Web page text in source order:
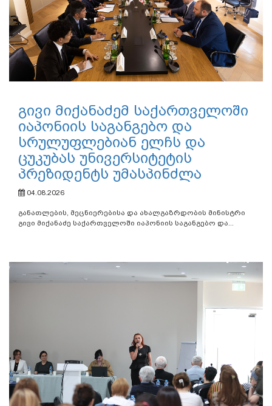
გივი მიქანაძემ საქართველოში
იაპონიის საგანგებო და
სრულუფლებიან ელჩს და
ცუკუბას უნივერსიტეტის
პრეზიდენტს უმასპინძლა
04.08.2026
განათლების, მეცნიერებისა და ახალგაზრდობის მინისტრი
გივი მიქანაძე საქართველოში იაპონიის საგანგებო და...